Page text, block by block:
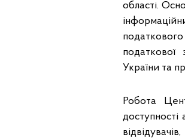
області.
податкової
України та
Робота